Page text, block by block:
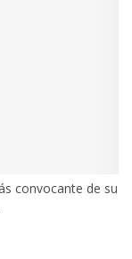
convocante de su